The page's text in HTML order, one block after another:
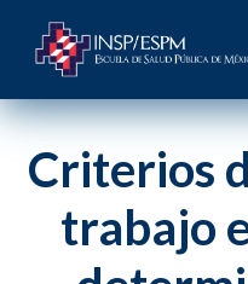
Criterios
trabajo